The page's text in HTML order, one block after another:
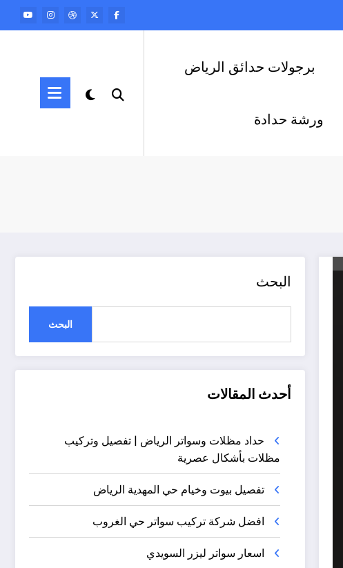
برجولات حدائق الرياض
ورشة حدادة
البحث
البحث
أحدث المقالات
حداد مظلات وسواتر الرياض | تفصيل وتركيب
مظلات بأشكال عصرية
تفصيل بيوت وخيام حي المهدية الرياض
افضل شركة تركيب سواتر حي الغروب
اسعار سواتر ليزر السويدي